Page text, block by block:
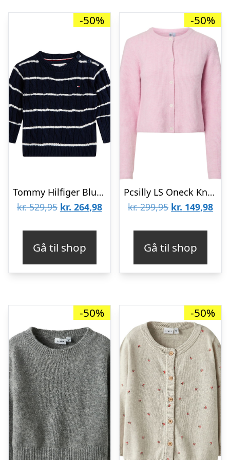
-50%
Tommy Hilfiger Bluse – Strik – Dark Night Navy Stripes
kr.529,95 Den
var:
kr. 529,95.
kr. 264,98Den
kr. 264,98.
Gå til shop
-50%
Pcsilly LS Oneck Knit Cardigan NOO
kr.299,95 Den
var:
kr. 299,95.
kr. 149,98Den
kr.
Gå til shop
-50% -50%